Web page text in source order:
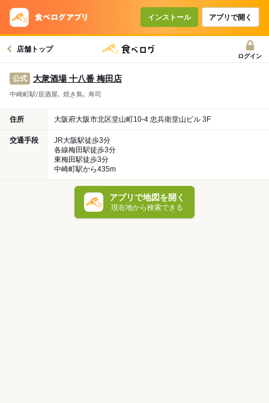
インストール アプリで開く
店舗トップ
ログイン
公式 大衆酒場 十八番 梅田店
中崎町駅/居酒屋､ 焼き鳥､ 寿司
住所 大阪府大阪市北区堂山町10-4 忠兵衛堂山ビル 3F
交通手段
JR大阪駅徒歩3分
各線梅田駅徒歩3分
東梅田駅徒歩3分
中崎町駅から435m
アプリで地図を開く
現在地から検索できる